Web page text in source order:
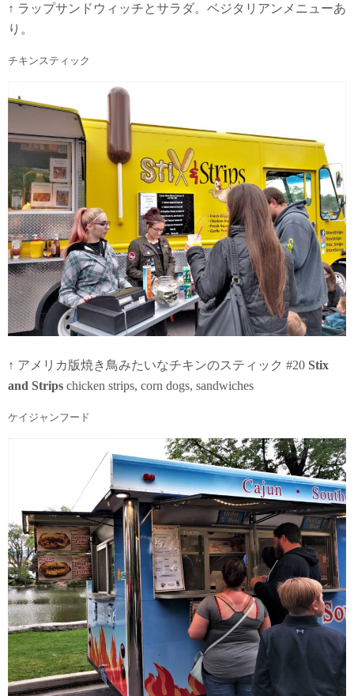
↑ ラップサンドウィッチとサラダ。ベジタリアンメニューあ
り。
チキンスティック
↑ アメリカ版焼き鳥みたいなチキンのスティック #20 Stix
and Strips chicken strips, corn dogs, sandwiches
ケイジャンフード